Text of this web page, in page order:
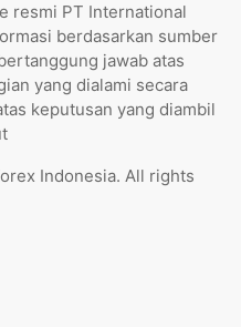
resmi PT International
berdasarkan sumber
jawab atas
yang dialami secara
keputusan yang diambil
Indonesia. All rights